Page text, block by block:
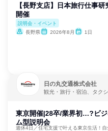
【長野支店】日本旅行仕事
開催
説明会・イベント
長野県
2026年8月 1日
日の丸交通株式会社
観光・旅行・宿泊、タク
東京開催|28卒/業界初…?ビ
ム型説明会
週休4日／住宅支援で叶える東京生活！